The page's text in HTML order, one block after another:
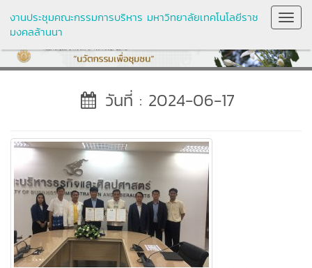
งานประชุมคณะกรรมการบริหาร มหาวิทยาลัยเทคโนโลยีราช
มงคลล้านนา
วันที่ : 2024-06-17